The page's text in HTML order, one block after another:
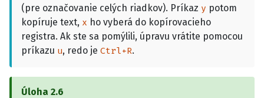
(pre označovanie celých riadkov). Príkaz y potom
kopíruje text, x ho vyberá do kopírovacieho
registra. Ak ste sa pomýlili, úpravu vrátite pomocou
príkazu u, redo je Ctrl+R.
Úloha 2.6